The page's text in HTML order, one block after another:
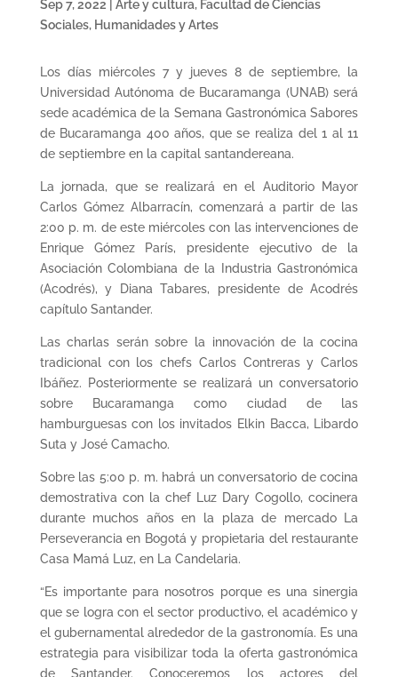
Sep 7, 2022 Arte y cultura, Facultad de Ciencias
Sociales, Humanidades y Artes
Los días miércoles 7 y jueves 8 de septiembre, la
Universidad Autónoma de Bucaramanga (UNAB) será
sede académica de la Semana Gastronómica Sabores
de Bucaramanga 400 años, que se realiza del 1 al 11
de septiembre en la capital santandereana.
La jornada, que se realizará en el Auditorio Mayor
Carlos Gómez Albarracín, comenzará a partir de las
2:00 p. m. de este miércoles con las intervenciones de
Enrique Gómez París, presidente ejecutivo de la
Asociación Colombiana de la Industria Gastronómica
(Acodrés), y Diana Tabares, presidente de Acodrés
capítulo Santander.
Las charlas serán sobre la innovación de la cocina
tradicional con los chefs Carlos Contreras y Carlos
Ibáñez. Posteriormente se realizará un conversatorio
sobre Bucaramanga como ciudad de las
hamburguesas con los invitados Elkin Bacca, Libardo
Suta y José Camacho.
Sobre las 5:00 p. m. habrá un conversatorio de cocina
demostrativa con la chef Luz Dary Cogollo, cocinera
durante muchos años en la plaza de mercado La
Perseverancia en Bogotá y propietaria del restaurante
Casa Mamá Luz, en La Candelaria.
“Es importante para nosotros porque es una sinergia
que se logra con el sector productivo, el académico y
el gubernamental alrededor de la gastronomía. Es una
estrategia para visibilizar toda la oferta gastronómica
de Santander. Conoceremos los actores del